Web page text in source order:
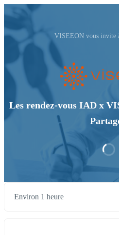
VISEEON vous invite
Les rendez-vous IAD x
Environ 1 heure